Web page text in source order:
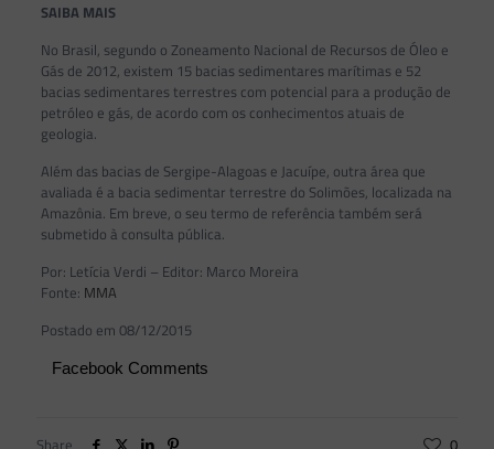
SAIBA MAIS
No Brasil, segundo o Zoneamento Nacional de Recursos de Óleo e
Gás de 2012, existem 15 bacias sedimentares marítimas e 52
bacias sedimentares terrestres com potencial para a produção de
petróleo e gás, de acordo com os conhecimentos atuais de
geologia.
Além das bacias de Sergipe-Alagoas e Jacuípe, outra área que
avaliada é a bacia sedimentar terrestre do Solimões, localizada na
Amazônia. Em breve, o seu termo de referência também será
submetido à consulta pública.
Por: Letícia Verdi – Editor: Marco Moreira
Fonte: MMA
Postado em 08/12/2015
Facebook Comments
Share 0